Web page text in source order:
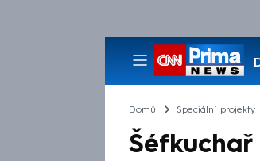
Domů Speciální projekty